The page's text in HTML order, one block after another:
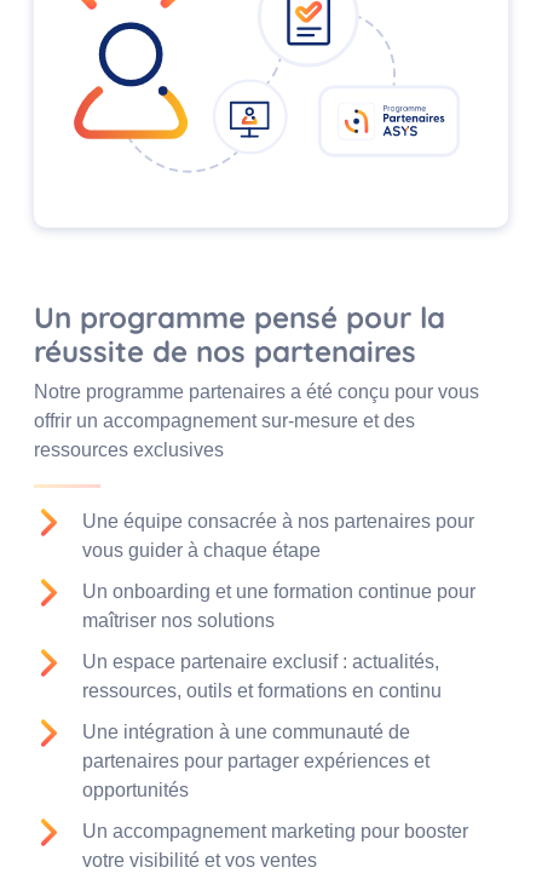
Un programme pensé pour la
réussite de nos partenaires
Notre programme partenaires a été conçu pour vous
offrir un accompagnement sur-mesure et des
ressources exclusives
Une équipe consacrée à nos partenaires pour
vous guider à chaque étape
Un onboarding et une formation continue pour
maîtriser nos solutions
Un espace partenaire exclusif : actualités,
ressources, outils et formations en continu
Une intégration à une communauté de
partenaires pour partager expériences et
opportunités
Un accompagnement marketing pour booster
votre visibilité et vos ventes